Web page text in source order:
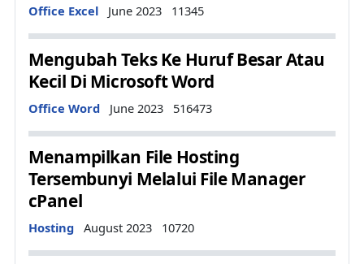
Details
Office Excel June 2023 11345
Mengubah Teks Ke Huruf Besar Atau
Kecil Di Microsoft Word
Details
Office Word June 2023 516473
Menampilkan File Hosting
Tersembunyi Melalui File Manager
cPanel
Details
Hosting August 2023 10720